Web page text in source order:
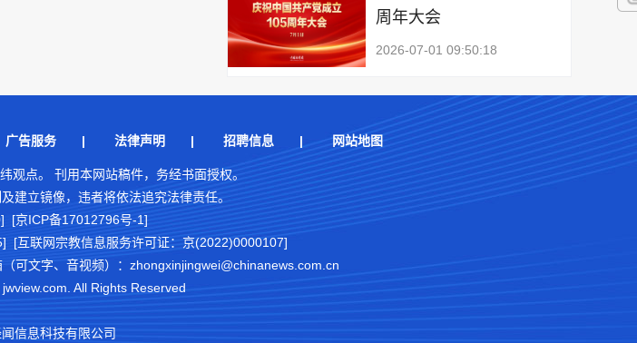
周年大会
2026-07-01 09:50:18
广告服务| 法律声明 | 招聘信息 | 网站地图
观点。 刊用本网站稿件，务经书面授权。
建立镜像，违者将依法追究法律责任。
[京ICP备17012796号-1]
[互联网宗教信息服务许可证：京(2022)0000107]
可文字、音视频）：zhongxinjingwei@chinanews.com.cn
All Rights Reserved
信息科技有限公司